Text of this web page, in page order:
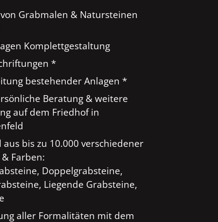
Grabmalen & Natursteinen
Komplettgestaltung
*
bestehender Anlagen *
Beratung & weitere
auf dem Friedhof in
aus bis zu 10.000 verschiedener
Farben:
Doppelgrabsteine,
Liegende Grabsteine,
aller Formalitäten mit dem